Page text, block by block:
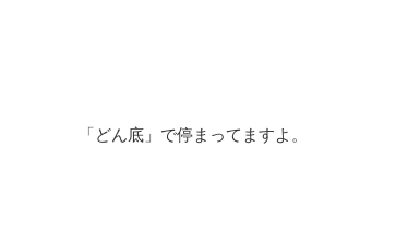
「どん底」で停まってますよ。